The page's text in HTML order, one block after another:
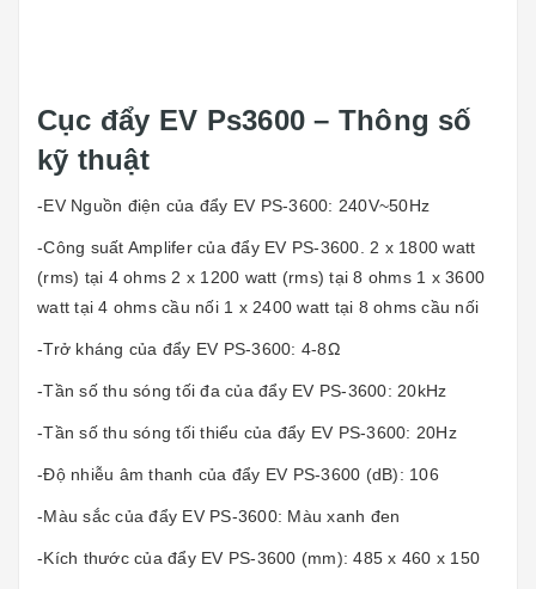
Cục đẩy EV Ps3600 – Thông số
kỹ thuật
-EV Nguồn điện của đẩy EV PS-3600: 240V~50Hz
-Công suất Amplifer của đẩy EV PS-3600. 2 x 1800 watt
(rms) tại 4 ohms 2 x 1200 watt (rms) tại 8 ohms 1 x 3600
watt tại 4 ohms cầu nối 1 x 2400 watt tại 8 ohms cầu nối
-Trở kháng của đẩy EV PS-3600: 4-8Ω
-Tần số thu sóng tối đa của đẩy EV PS-3600: 20kHz
-Tần số thu sóng tối thiểu của đẩy EV PS-3600: 20Hz
-Độ nhiễu âm thanh của đẩy EV PS-3600 (dB): 106
-Màu sắc của đẩy EV PS-3600: Màu xanh đen
-Kích thước của đẩy EV PS-3600 (mm): 485 x 460 x 150